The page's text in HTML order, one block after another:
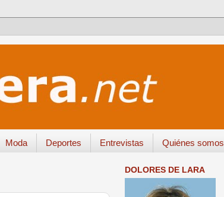
Moda Deportes Entrevistas Quiénes somos
DOLORES DE LARA